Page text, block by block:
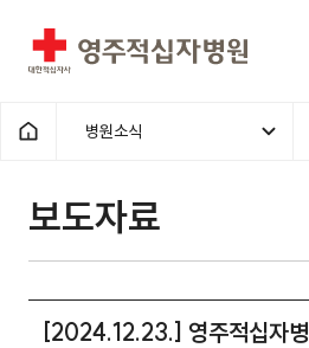
영주적십자병원
홈으로
병원소식
보도자료
[2024.12.23.] 영주적십자